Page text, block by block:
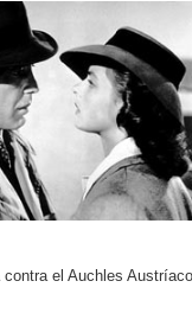
el Auchles